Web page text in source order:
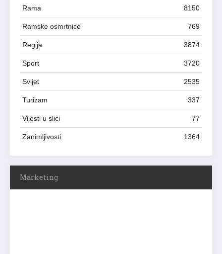
Rama 8150
Ramske osmrtnice 769
Regija 3874
Sport 3720
Svijet 2535
Turizam 337
Vijesti u slici 77
Zanimljivosti 1364
Marketing